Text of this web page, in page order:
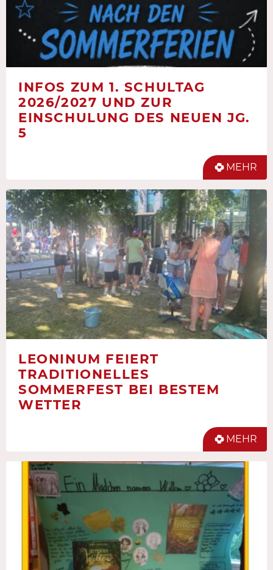
INFOS ZUM 1. SCHULTAG
2026/2027 UND ZUR
EINSCHULUNG DES NEUEN JG.
5
MEHR
LEONINUM FEIERT
TRADITIONELLES
SOMMERFEST BEI BESTEM
WETTER
MEHR